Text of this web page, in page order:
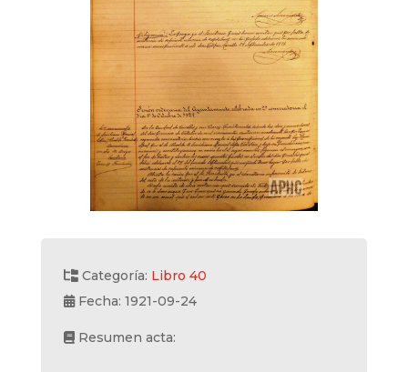
Categoría: Libro 40
Fecha: 1921-09-24
Resumen acta: